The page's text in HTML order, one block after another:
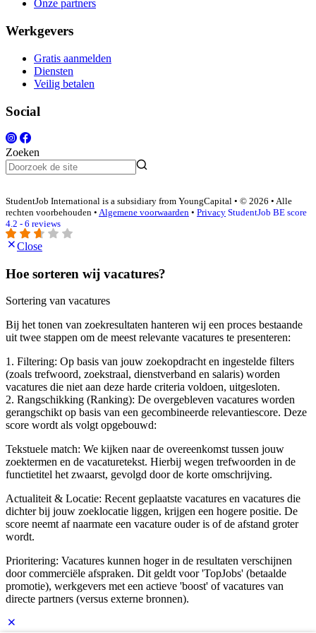
Onze partners
Werkgevers
Gratis aanmelden
Diensten
Veilig betalen
Social
Zoeken
StudentJob International is a subsidiary from YoungCapital • © 2026 • Alle
rechten voorbehouden • Algemene voorwaarden • Privacy StudentJob BE score
4.2 - 6 reviews
Close
Hoe sorteren wij vacatures?
Sortering van vacatures
Bij het tonen van zoekresultaten hanteren wij een proces bestaande
uit twee stappen om de meest relevante vacatures te presenteren:
1. Filtering: Op basis van jouw zoekopdracht en ingestelde filters
(zoals trefwoord, zoekstraal, dienstverband en salaris) worden
vacatures die niet aan deze harde criteria voldoen, uitgesloten.
2. Rangschikking (Ranking): De overgebleven vacatures worden
gerangschikt op basis van een gecombineerde relevantiescore. Deze
score wordt als volgt opgebouwd:
Tekstuele match: We kijken naar de overeenkomst tussen jouw
zoektermen en de vacaturetekst. Hierbij wegen trefwoorden in de
functietitel het zwaarst, gevolgd door de korte omschrijving.
Actualiteit & Locatie: Recent geplaatste vacatures en vacatures die
dichter bij jouw zoeklocatie liggen, krijgen een hogere positie. De
score neemt af naarmate een vacature ouder is of de afstand groter
wordt.
Prioritering: Vacatures kunnen hoger in de resultaten verschijnen
door commerciële afspraken. Dit geldt voor 'TopJobs' (betaalde
promotie), werkgevers met een actieve 'boost' of vacatures van
directe partners (versus externe bronnen).